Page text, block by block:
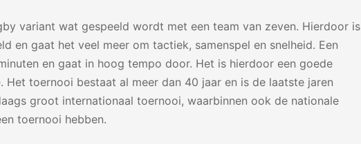
variant wat gespeeld wordt met een team van zeven. Hierdoor is
en gaat het veel meer om tactiek, samenspel en snelheid. Een
en gaat in hoog tempo door. Het is hierdoor een goede
toernooi bestaat al meer dan 40 jaar en is de laatste jaren
groot internationaal toernooi, waarbinnen ook de nationale
toernooi hebben.